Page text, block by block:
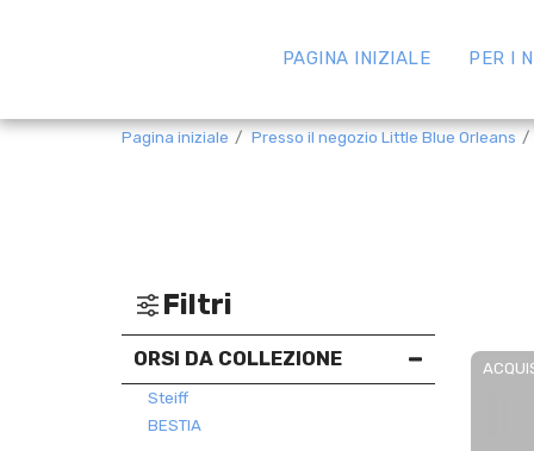
PAGINA INIZIALE PER I
Pagina iniziale Presso il negozio Little Blue Orleans
Filtri
ORSI DA COLLEZIONE
Steiff
BESTIA